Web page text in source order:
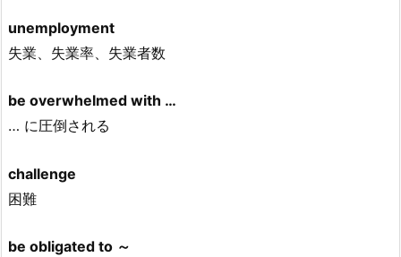
unemployment
失業、失業率、失業者数
be overwhelmed with …
… に圧倒される
challenge
困難
be obligated to ～